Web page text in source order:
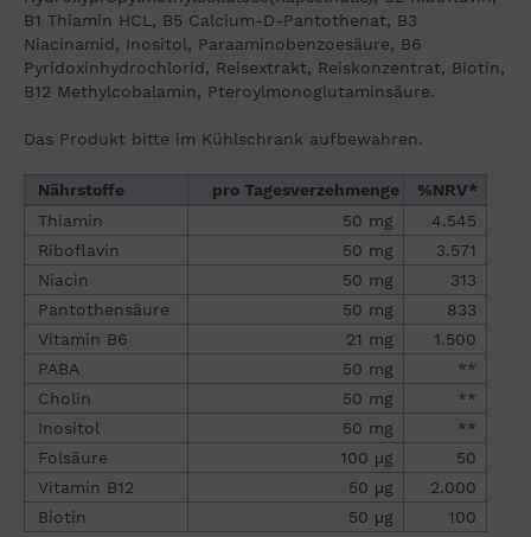
B1 Thiamin HCL, B5 Calcium-D-Pantothenat, B3
Niacinamid, Inositol, Paraaminobenzoesäure, B6
Pyridoxinhydrochlorid, Reisextrakt, Reiskonzentrat, Biotin,
B12 Methylcobalamin, Pteroylmonoglutaminsäure.
Das Produkt bitte im Kühlschrank aufbewahren.
Nährstoffe pro Tagesverzehmenge
%NRV*
Thiamin
50 mg
4.545
Riboflavin
50 mg
3.571
Niacin
50 mg
313
Pantothensäure
50 mg
833
Vitamin B6
21 mg
1.500
PABA
50 mg
**
Cholin
50 mg
**
Inositol
50 mg
**
Folsäure
100 μg
50
Vitamin B12
50 μg
2.000
Biotin
50 μg 100